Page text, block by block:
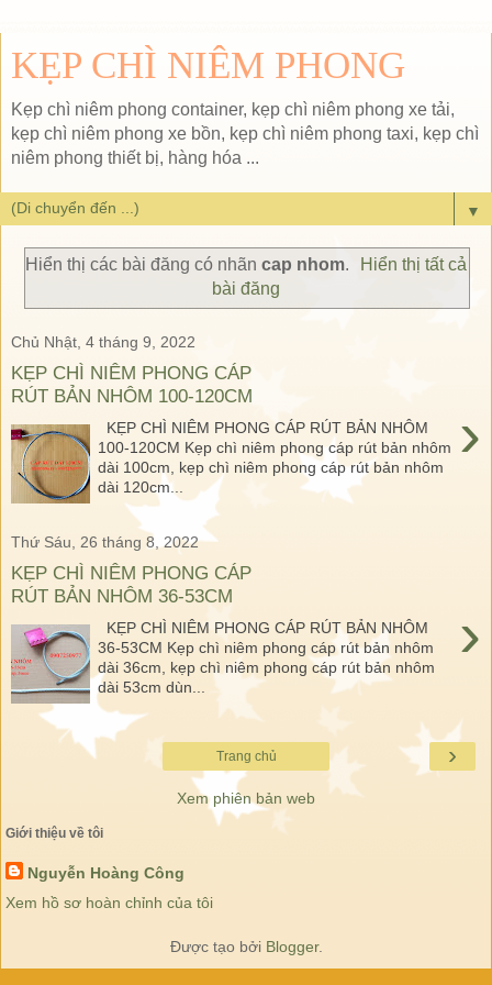
KẸP CHÌ NIÊM PHONG
Kẹp chì niêm phong container, kẹp chì niêm phong xe tải,
kẹp chì niêm phong xe bồn, kẹp chì niêm phong taxi, kẹp chì
niêm phong thiết bị, hàng hóa ...
▼
Hiển thị các bài đăng có nhãn cap nhom.
Hiển thị tất cả
bài đăng
Chủ Nhật, 4 tháng 9, 2022
KẸP CHÌ NIÊM PHONG CÁP
RÚT BẢN NHÔM 100-120CM
›
KẸP CHÌ NIÊM PHONG CÁP RÚT BẢN NHÔM
100-120CM Kẹp chì niêm phong cáp rút bản nhôm
dài 100cm, kẹp chì niêm phong cáp rút bản nhôm
dài 120cm...
Thứ Sáu, 26 tháng 8, 2022
KẸP CHÌ NIÊM PHONG CÁP
RÚT BẢN NHÔM 36-53CM
›
KẸP CHÌ NIÊM PHONG CÁP RÚT BẢN NHÔM
36-53CM Kẹp chì niêm phong cáp rút bản nhôm
dài 36cm, kẹp chì niêm phong cáp rút bản nhôm
dài 53cm dùn...
›
Trang chủ
Xem phiên bản web
Giới thiệu về tôi
Nguyễn Hoàng Công
Xem hồ sơ hoàn chỉnh của tôi
Được tạo bởi Blogger.